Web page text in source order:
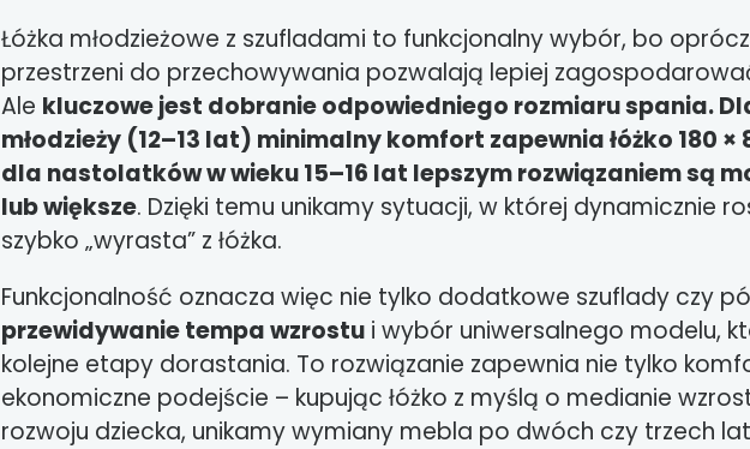
Łóżka młodzieżowe z szufladami to funkcjonalny wybór, bo
przestrzeni do przechowywania pozwalają lepiej
Ale kluczowe jest dobranie odpowiedniego rozmiaru spania.
młodzieży (12–13 lat) minimalny komfort zapewnia łóżko 180
dla nastolatków w wieku 15–16 lat lepszym rozwiązaniem są
lub większe. Dzięki temu unikamy sytuacji, w której dynamicznie
szybko „wyrasta” z łóżka.
Funkcjonalność oznacza więc nie tylko dodatkowe szuflady czy
przewidywanie tempa wzrostu i wybór uniwersalnego modelu,
kolejne etapy dorastania. To rozwiązanie zapewnia nie tylko
ekonomiczne podejście – kupując łóżko z myślą o medianie
rozwoju dziecka, unikamy wymiany mebla po dwóch czy trzech